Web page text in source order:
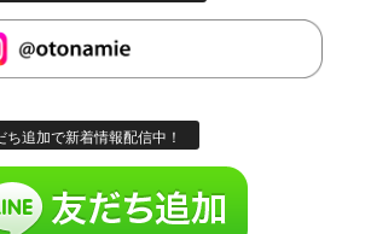
ち追加で新着情報配信中！